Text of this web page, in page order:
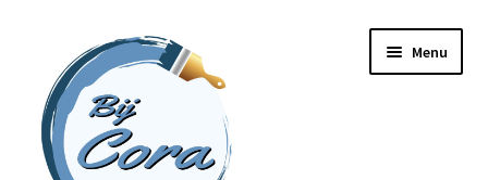
naar
navigatie
inhoud
Menu